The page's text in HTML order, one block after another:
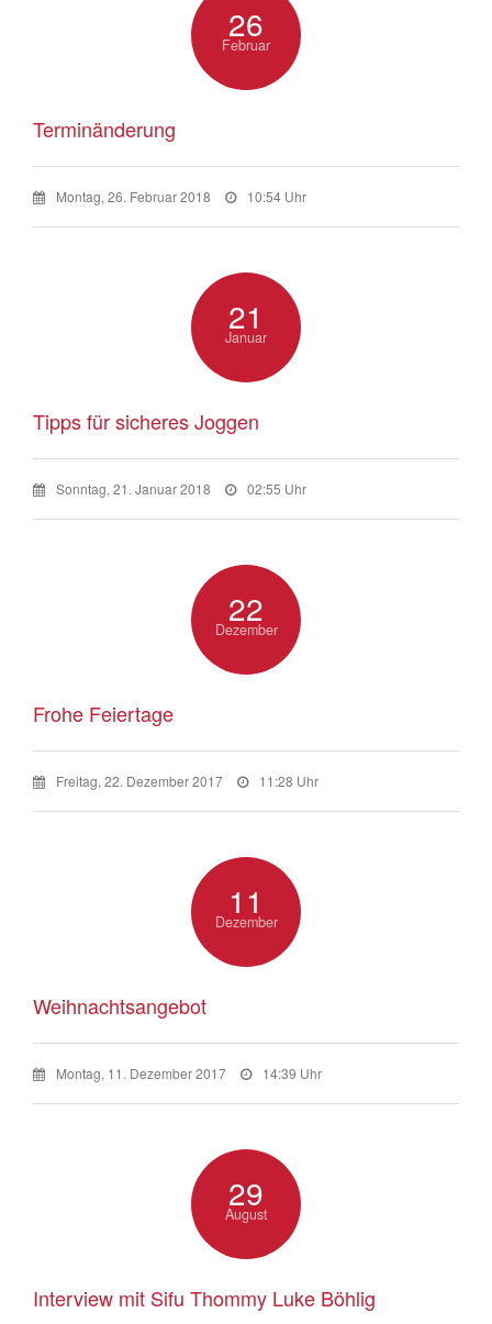
26
Februar
Terminänderung
Montag, 26. Februar 2018 10:54 Uhr
21
Januar
Tipps für sicheres Joggen
Sonntag, 21. Januar 2018 02:55 Uhr
22
Dezember
Frohe Feiertage
Freitag, 22. Dezember 2017 11:28 Uhr
11
Dezember
Weihnachtsangebot
Montag, 11. Dezember 2017 14:39 Uhr
29
August
Interview mit Sifu Thommy Luke Böhlig